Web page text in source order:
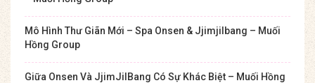
Mô Hình Thư Giãn Mới – Spa Onsen & Jjimjilbang – Muối
Hồng Group
Giữa Onsen Và JjimJilBang Có Sự Khác Biệt – Muối Hồng